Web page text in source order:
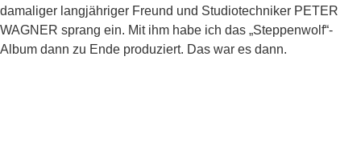
damaliger langjähriger Freund und Studiotechniker PETER
WAGNER sprang ein. Mit ihm habe ich das „Steppenwolf“-
Album dann zu Ende produziert. Das war es dann.